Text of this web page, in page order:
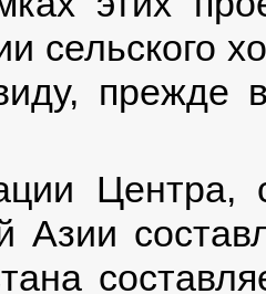
сельского
прежде
Центра,
Азии